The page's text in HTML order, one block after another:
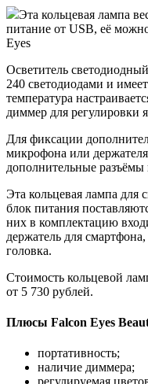
Эта кольцевая лампа
питание от USB, её
Eyes
Осветитель
240 светодиодами и
температура
диммер для регулировки
Для фиксации
микрофона или
дополнительные разъёмы
Эта кольцевая лампа для
блок питания
них в комплектацию
держатель для
головка.
Стоимость кольцевой
от 5 730 рублей.
Плюсы Falcon Eyes
портативность;
наличие диммера;